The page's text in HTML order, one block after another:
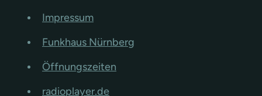
Impressum
Funkhaus Nürnberg
Öffnungszeiten
radioplayer.de